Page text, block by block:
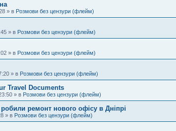
» в Розмови без цензури (флейм)
» в Розмови без цензури (флейм)
» в Розмови без цензури (флейм)
» в Розмови без цензури (флейм)
Travel Documents
» в Розмови без цензури (флейм)
ремонт нового офісу в Дніпрі
» в Розмови без цензури (флейм)